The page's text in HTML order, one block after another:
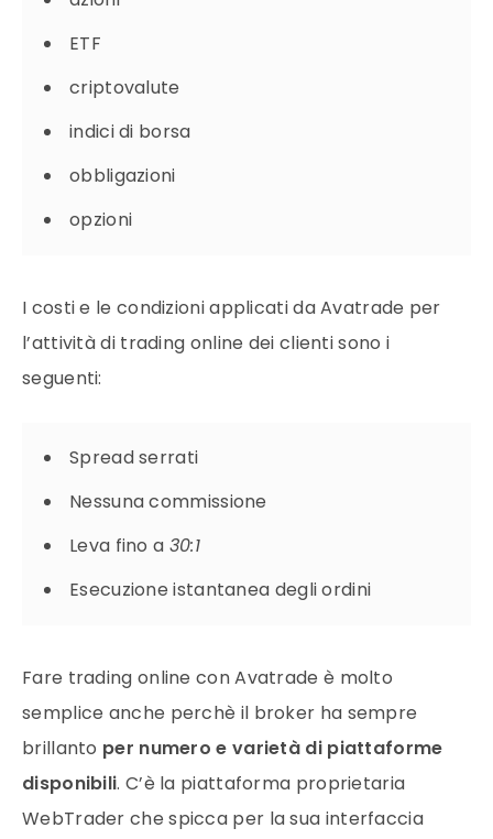
ETF
criptovalute
indici di borsa
obbligazioni
opzioni
I costi e le condizioni applicati da Avatrade per
l’attività di trading online dei clienti sono i
seguenti:
Spread serrati
Nessuna commissione
Leva fino a 30:1
Esecuzione istantanea degli ordini
Fare trading online con Avatrade è molto
semplice anche perchè il broker ha sempre
brillanto per numero e varietà di piattaforme
disponibili. C’è la piattaforma proprietaria
WebTrader che spicca per la sua interfaccia